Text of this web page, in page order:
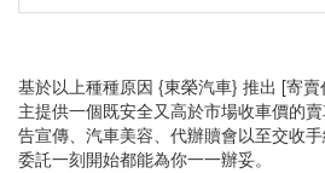
基於以上種種原因 {東榮汽車} 推出 [寄
主提供一個既安全又高於市場收車價的
告宣傳、汽車美容、代辦贖會以至交收
委託一刻開始都能為你一一辦妥。